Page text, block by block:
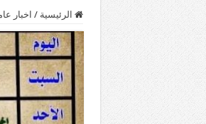
الرئيسية / اخبار